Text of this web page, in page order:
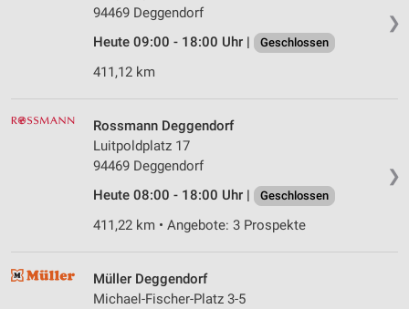
❯
94469 Deggendorf
Heute 09:00 - 18:00 Uhr |
Geschlossen
411,12 km
❯
Rossmann Deggendorf
Luitpoldplatz 17
94469 Deggendorf
Heute 08:00 - 18:00 Uhr |
Geschlossen
411,22 km • Angebote: 3 Prospekte
Müller Deggendorf
Michael-Fischer-Platz 3-5